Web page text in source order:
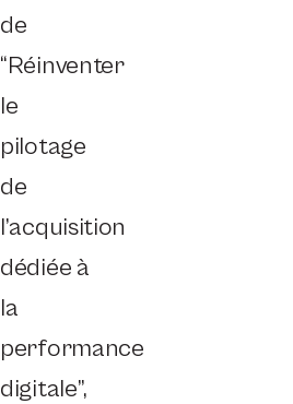
de
“Réinventer
le
pilotage
de
l’acquisition
dédiée à
la
performance
digitale”,